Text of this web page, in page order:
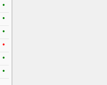
•
•
•
•
•
•